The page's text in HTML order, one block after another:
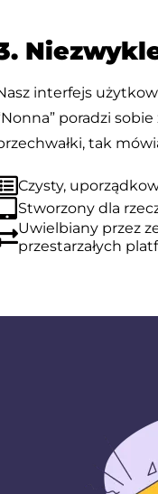
interfejs
poradzi
tak
Czysty,
Stworzony dla
Uwielbiany przez
przestarzałych